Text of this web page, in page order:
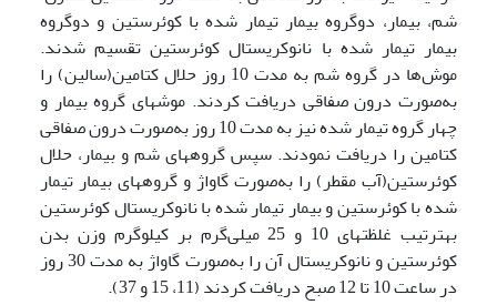
شم، بیمار، دوگروه بیمار تیمار شده با کوئرستین و دوگروه
بیمار تیمار شده با نانوکریستال کوئرستین تقسیم شدند.
موش‌ها در گروه­ شم به مدت 10 روز حلال کتامین(سالین) را
به‌صورت درون صفاقی دریافت کردند. موش­های گروه بیمار و
چهار گروه تیمار شده نیز به مدت 10 روز به‌صورت درون صفاقی
کتامین را دریافت نمودند. سپس گروه­های شم و بیمار، حلال
کوئرستین(آب مقطر) را به‌صورت گاواژ و گروه­های بیمار تیمار
شده با کوئرستین و بیمار تیمار شده با نانوکریستال کوئرستین
به­ترتیب غلظت­های­ 10 و 25 میلی‌گرم بر کیلوگرم وزن بدن
کوئرستین و نانوکریستال آن را به‌صورت گاواژ به مدت 30 روز
در ساعت 10 تا 12 صبح دریافت کردند (11، 15 و 37).